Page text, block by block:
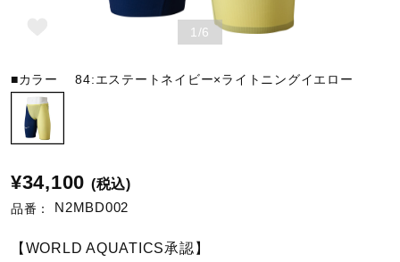
1/6
■カラー84:エステートネイビー×ライトニングイエロー
¥34,100 (税込)
品番： N2MBD002
【WORLD AQUATICS承認】